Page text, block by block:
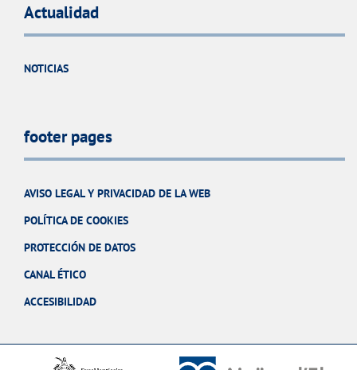
Actualidad
NOTICIAS
footer pages
AVISO LEGAL Y PRIVACIDAD DE LA WEB
POLÍTICA DE COOKIES
PROTECCIÓN DE DATOS
CANAL ÉTICO
ACCESIBILIDAD